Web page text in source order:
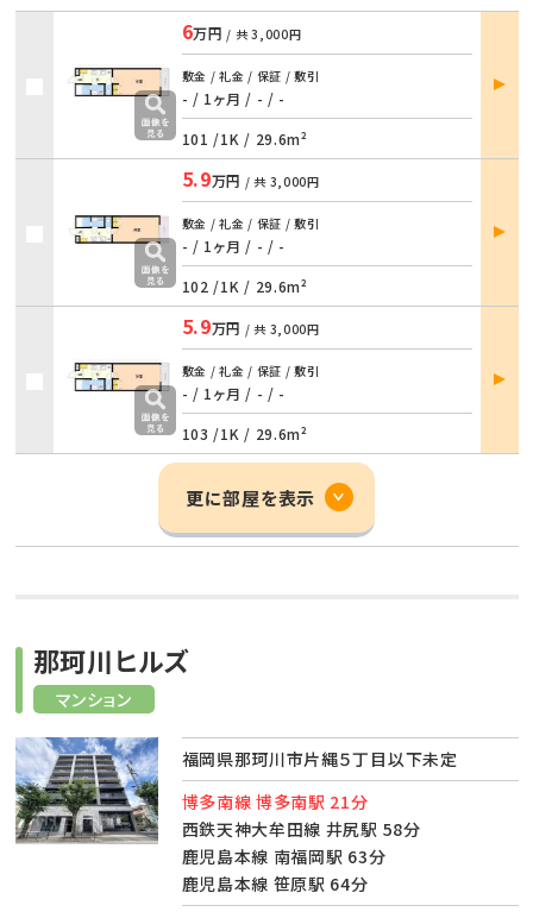
6万円 / 共3,000円
敷金 / 礼金 / 保証 / 敷引
- / 1ヶ月 / - / -
101 /1K / 29.6m²
部屋
詳細
5.9万円 / 共 3,000円
敷金 / 礼金 / 保証 / 敷引
- / 1ヶ月 / - / -
102 /1K / 29.6m²
部屋
詳細
5.9万円 / 共 3,000円
敷金 / 礼金 / 保証 / 敷引
- / 1ヶ月 / - / -
103 /1K / 29.6m²
部屋
詳細
更に部屋を表示
マンション
那珂川ヒルズ
福岡県那珂川市片縄５丁目以下未定
博多南線 博多南駅 21分
西鉄天神大牟田線 井尻駅 58分
鹿児島本線 南福岡駅 63分
鹿児島本線 笹原駅 64分